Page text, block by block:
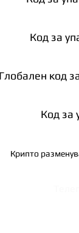
Код за
код
Код за
Крипто